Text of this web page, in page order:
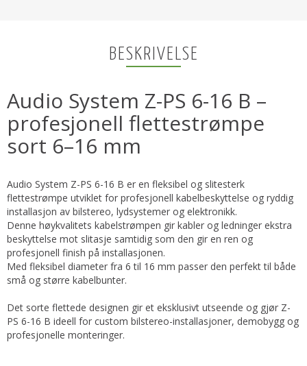
BESKRIVELSE
Audio System Z-PS 6-16 B –
profesjonell flettestrømpe
sort 6–16 mm
Audio System Z-PS 6-16 B er en fleksibel og slitesterk
flettestrømpe utviklet for profesjonell kabelbeskyttelse og ryddig
installasjon av bilstereo, lydsystemer og elektronikk.
Denne høykvalitets kabelstrømpen gir kabler og ledninger ekstra
beskyttelse mot slitasje samtidig som den gir en ren og
profesjonell finish på installasjonen.
Med fleksibel diameter fra 6 til 16 mm passer den perfekt til både
små og større kabelbunter.
Det sorte flettede designen gir et eksklusivt utseende og gjør Z-
PS 6-16 B ideell for custom bilstereo-installasjoner, demobygg og
profesjonelle monteringer.